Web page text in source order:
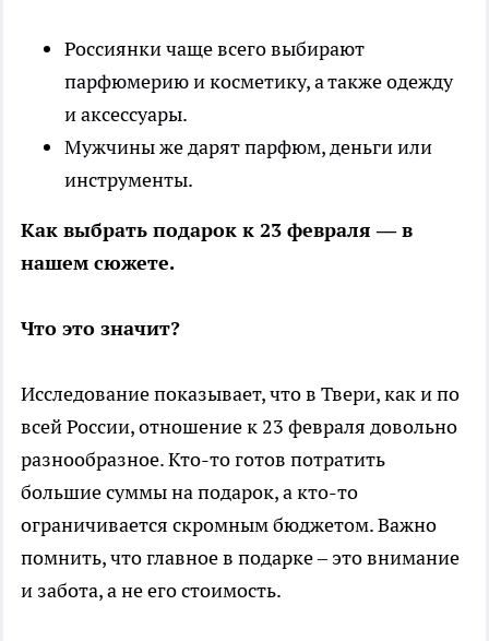
Россиянки чаще всего выбирают
парфюмерию и косметику, а также одежду
и аксессуары.
Мужчины же дарят парфюм, деньги или
инструменты.
Как выбрать подарок к 23 февраля — в
нашем сюжете.
Что это значит?
Исследование показывает, что в Твери, как и по
всей России, отношение к 23 февраля довольно
разнообразное. Кто-то готов потратить
большие суммы на подарок, а кто-то
ограничивается скромным бюджетом. Важно
помнить, что главное в подарке – это внимание
и забота, а не его стоимость.